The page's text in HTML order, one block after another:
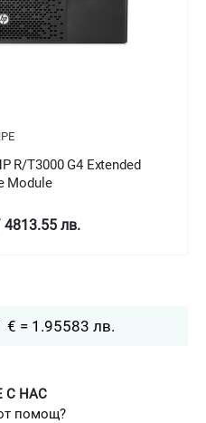
R/T3000 G4 Extended
Module
лв.
€ = 1.95583 лв.
С НАС
помощ?